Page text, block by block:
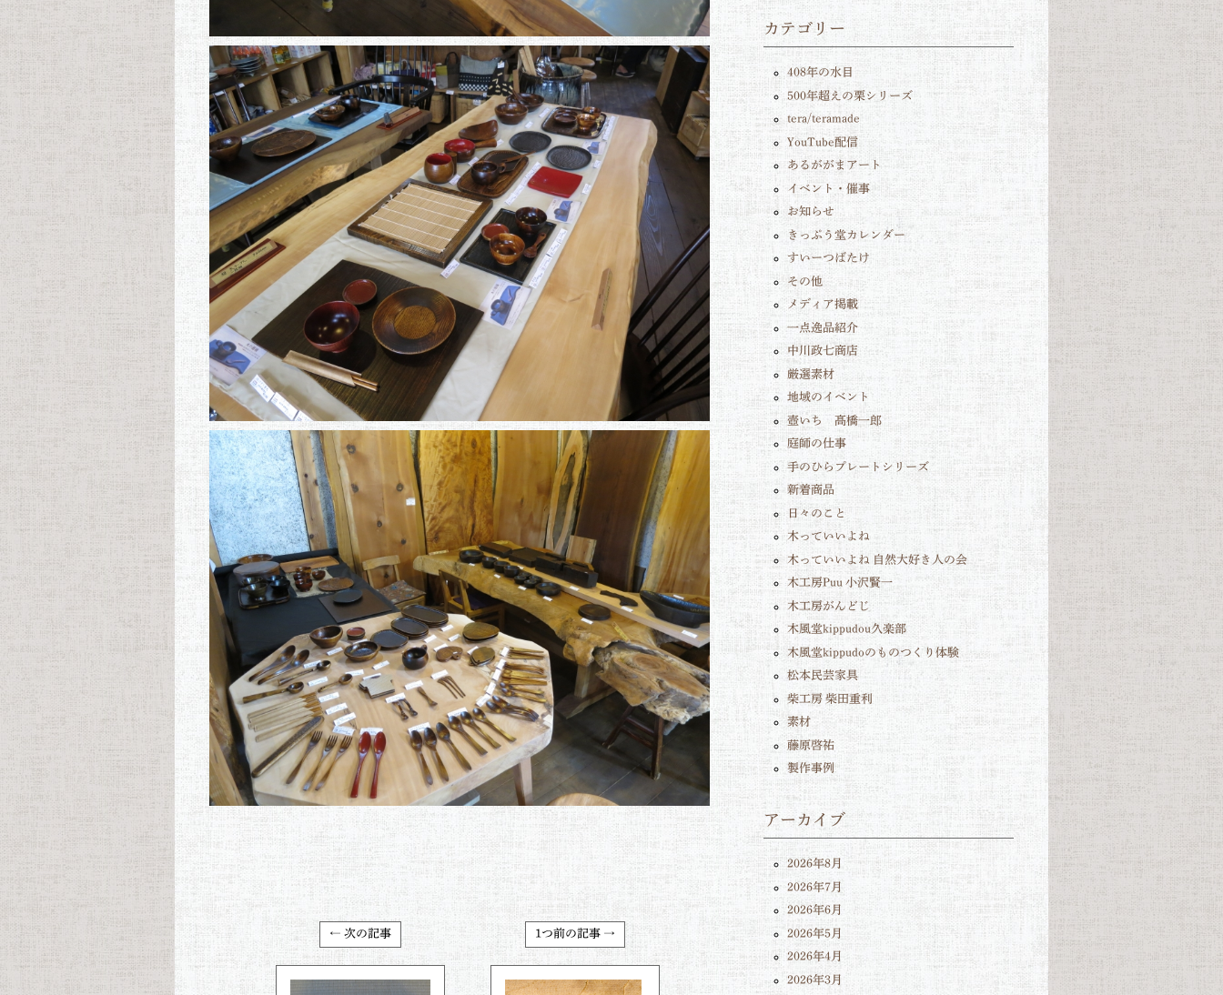
← 次の記事 1つ前の記事 →
カテゴリー
408年の水目
500年超えの栗シリーズ
tera/teramade
YouTube配信
あるががまアート
イベント・催事
お知らせ
きっぷう堂カレンダー
すいーつばたけ
その他
メディア掲載
一点逸品紹介
中川政七商店
厳選素材
地域のイベント
壺いち 髙橋一郎
庭師の仕事
手のひらプレートシリーズ
新着商品
日々のこと
木っていいよね
木っていいよね 自然大好き人の会
木工房Puu 小沢賢一
木工房がんどじ
木風堂kippudou久楽部
木風堂kippudoのものつくり体験
松本民芸家具
柴工房 柴田重利
素材
藤原啓祐
製作事例
アーカイブ
2026年8月
2026年7月
2026年6月
2026年5月
2026年4月
2026年3月